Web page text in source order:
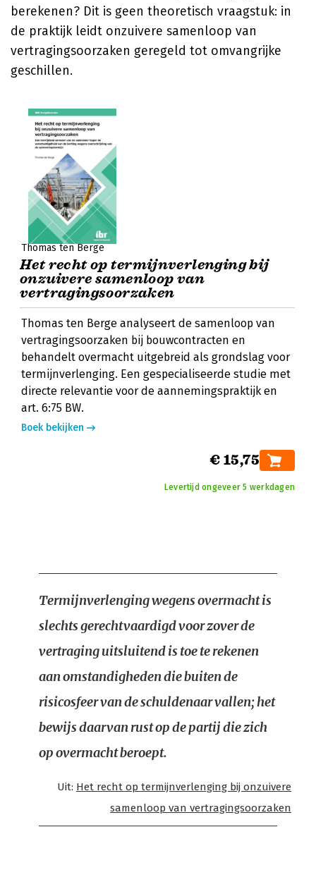
berekenen? Dit is geen theoretisch vraagstuk: in
de praktijk leidt onzuivere samenloop van
vertragingsoorzaken geregeld tot omvangrijke
geschillen.
Thomas ten Berge
Het recht op termijnverlenging bij
onzuivere samenloop van
vertragingsoorzaken
Thomas ten Berge analyseert de samenloop van
vertragingsoorzaken bij bouwcontracten en
behandelt overmacht uitgebreid als grondslag voor
termijnverlenging. Een gespecialiseerde studie met
directe relevantie voor de aannemingspraktijk en
art. 6:75 BW.
Boek bekijken
€ 15,75
Levertijd ongeveer 5 werkdagen
Termijnverlenging wegens overmacht is
slechts gerechtvaardigd voor zover de
vertraging uitsluitend is toe te rekenen
aan omstandigheden die buiten de
risicosfeer van de schuldenaar vallen; het
bewijs daarvan rust op de partij die zich
op overmacht beroept.
Uit: Het recht op termijnverlenging bij onzuivere
samenloop van vertragingsoorzaken